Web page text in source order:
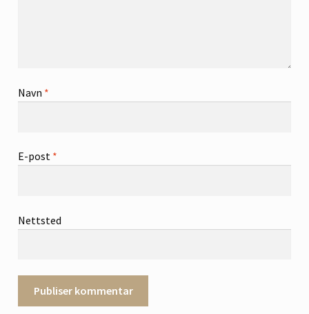
Navn *
E-post *
Nettsted